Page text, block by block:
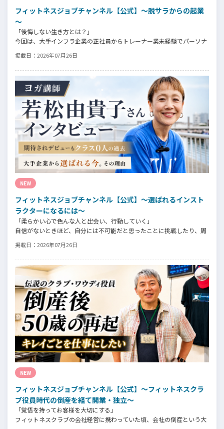
フィットネスジョブチャンネル【公式】～脱サラからの起業
～
「後悔しない生き方とは？」
今回は、大手インフラ企業の正社員からトレーナー業未経験でパーソナ
大さんへインタビュー。
今の仕事や環境を変えたい！とお悩みの方、必見です！
掲載日： 2026年07月26日
NEW
フィットネスジョブチャンネル【公式】～選ばれるインスト
ラクターになるには～
「柔らかい心で色んな人と出会い、行動していく」
自信がないときほど、自分には不可能だと思ったことに挑戦したり、周
そんな風に自分だけでは思いつかないことを行動に移してきた結果が、
今に繋がっているとお話してくださったヨガ講師の若松由貴子さん。選
ばれるインストラクターになるために若松さんが取られた行動とは？
掲載日： 2026年07月26日
NEW
フィットネスジョブチャンネル【公式】～フィットネスクラ
ブ役員時代の倒産を経て開業・独立～
「覚悟を持ってお客様を大切にする」
フィットネスクラブの会社経営に携わっていた頃、会社の倒産という大